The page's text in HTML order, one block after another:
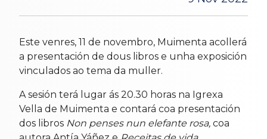
Este venres, 11 de novembro, Muimenta acollerá
a presentación de dous libros e unha exposición
vinculados ao tema da muller.
A sesión terá lugar ás 20.30 horas na Igrexa
Vella de Muimenta e contará coa presentación
dos libros Non penses nun elefante rosa, coa